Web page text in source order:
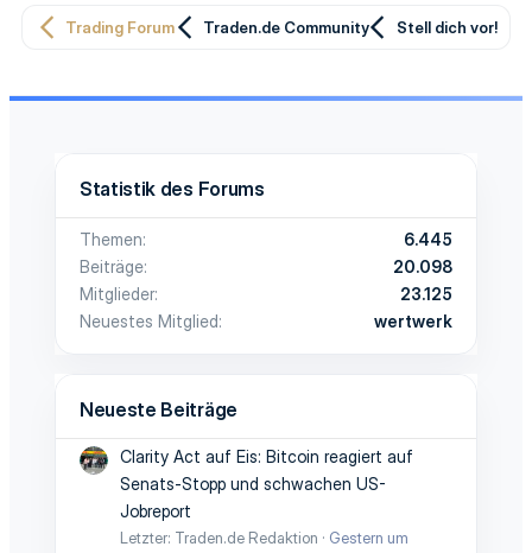
Trading Forum Traden.de Community Stell dich vor!
Statistik des Forums
Themen
6.445
Beiträge
20.098
Mitglieder
23.125
Neuestes Mitglied
wertwerk
Neueste Beiträge
Clarity Act auf Eis: Bitcoin reagiert auf
Senats-Stopp und schwachen US-
Jobreport
Letzter: Traden.de Redaktion
Gestern um